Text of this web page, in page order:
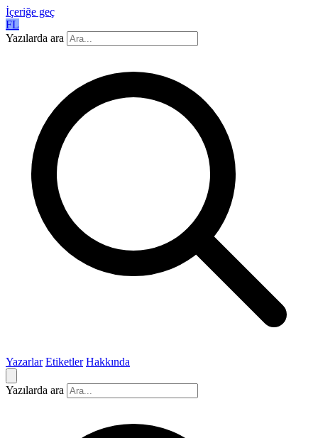
İçeriğe geç
FL
Yazılarda ara
Yazarlar Etiketler Hakkında
Yazılarda ara